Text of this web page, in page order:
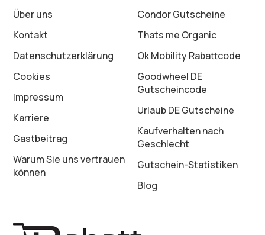
Über uns
Kontakt
Datenschutz­erklärung
Cookies
Impressum
Karriere
Gastbeitrag
Warum Sie uns vertrauen
können
Condor Gutscheine
Thats me Organic
Ok Mobility Rabattcode
Goodwheel DE
Gutscheincode
Urlaub DE Gutscheine
Kaufverhalten nach
Geschlecht
Gutschein-Statistiken
Blog